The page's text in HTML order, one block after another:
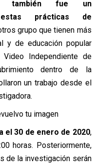
también fue un
prácticas de
grupo que tienen más
y de educación popular
Independiente de
dentro de la
un trabajo desde el
el 30 de enero de 2020,
horas. Posteriormente,
de la investigación serán